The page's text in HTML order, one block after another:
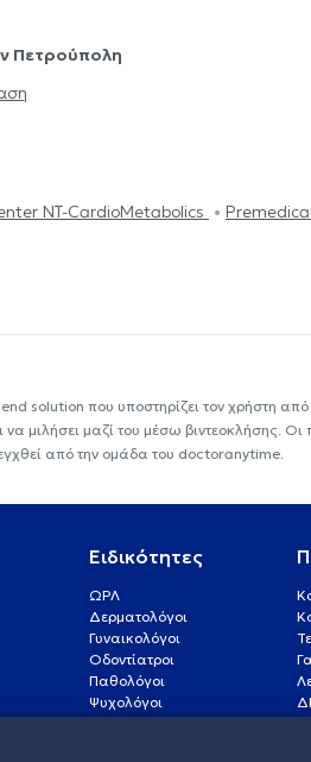
Πετρούπολη
NT-CardioMetabolics
solution που υποστηρίζει τον χρήστη από
μιλήσει μαζί του μέσω βιντεοκλήσης.
από την ομάδα του doctoranytime.
Ειδικότητες
ΩΡΛ
Δερματολόγοι
Γυναικολόγοι
Οδοντίατροι
Παθολόγοι
Ψυχολόγοι